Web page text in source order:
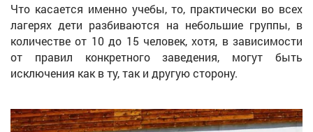
Что касается именно учебы, то, практически во всех
лагерях дети разбиваются на небольшие группы, в
количестве от 10 до 15 человек, хотя, в зависимости
от правил конкретного заведения, могут быть
исключения как в ту, так и другую сторону.